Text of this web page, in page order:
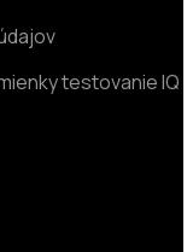
testovanie IQ